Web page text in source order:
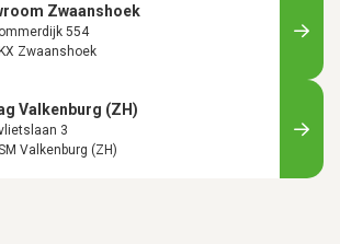
Zwaanshoek
554
Zwaanshoek
Valkenburg (ZH)
3
Valkenburg (ZH)